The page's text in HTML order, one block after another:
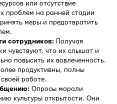
или отсутствие
проблем на ранней стадии
меры и предотвратить
сотрудников:
Получая
чувствуют, что их слышат и
повысить их вовлеченность.
продуктивны, полны
работе.
Опросы морали
культуры открытости. Они